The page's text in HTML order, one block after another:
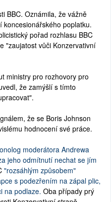
BBC. Oznámila, že vážně
koncesionářského poplatku.
pořad rozhlasu BBC
"zaujatost vůči Konzervativní
ministry pro rozhovory pro
že zamýšlí s tímto
že se Boris Johnson
hodnocení své práce.
moderátora Andrewa
jeho odmítnutí nechat se jím
"rozsáhlým způsobem"
s podezřením na zápal plic,
na podlaze. Oba případy prý